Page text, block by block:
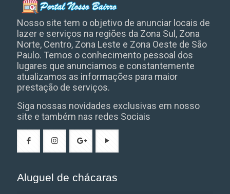
Nosso site tem o objetivo de anunciar locais de
lazer e serviços na regiões da Zona Sul, Zona
Norte, Centro, Zona Leste e Zona Oeste de São
Paulo. Temos o conhecimento pessoal dos
lugares que anunciamos e constantemente
atualizamos as informações para maior
prestação de serviços.
Siga nossas novidades exclusivas em nosso
site e também nas redes Sociais
Aluguel de chácaras